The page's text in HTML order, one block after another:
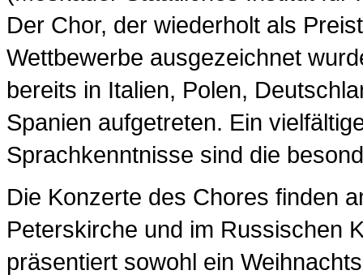
Der Chor, der wiederholt als
Wettbewerbe ausgezeichnet
bereits in Italien, Polen,
Spanien aufgetreten. Ein
Sprachkenntnisse sind die
Die Konzerte des Chores finden
Peterskirche und im Russischen
präsentiert sowohl ein